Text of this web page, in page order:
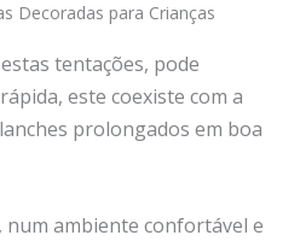
Decoradas para Crianças
tentações, pode
este coexiste com a
prolongados em boa
ambiente confortável e